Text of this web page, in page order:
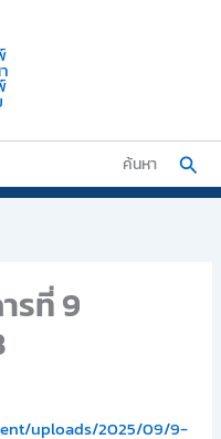
ค้นหา
รที่ 9
uploads/2025/09/9-